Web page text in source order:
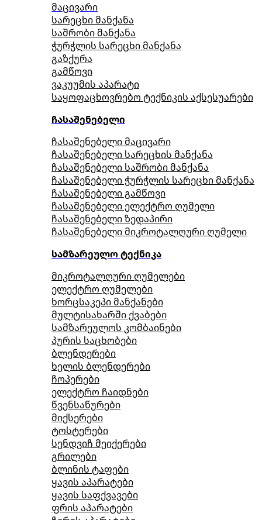
მაცივარი
სარეცხი მანქანა
საშრობი მანქანა
ჭურჭლის სარეცხი მანქანა
გაზქურა
გამწოვი
ვაკუუმის აპარატი
საყოფაცხოვრებო ტექნიკის აქსესუარები
ჩასაშენებელი
ჩასაშენებელი მაცივარი
ჩასაშენებელი სარეცხის მანქანა
ჩასაშენებელი საშრობი მანქანა
ჩასაშენებელი ჭურჭლის სარეცხი მანქანა
ჩასაშენებელი გამწოვი
ჩასაშენებელი ელექტრო ღუმელი
ჩასაშენებელი ზედაპირი
ჩასაშენებელი მიკროტალღური ღუმელი
სამზარეულო ტექნიკა
მიკროტალღური ღუმელები
ელექტრო ღუმელები
ხორცსაკეპი მანქანები
მულტისახარში ქვაბები
სამზარეულოს კომბაინები
პურის საცხობები
ბლენდერები
ხელის ბლენდერები
ჩოპერები
ელექტრო ჩაიდნები
წვენსაწურები
მიქსერები
ტოსტერები
სენდვიჩ მეიქერები
გრილები
ბლინის ტაფები
ყავის აპარატები
ყავის საფქვავები
ფრის აპარატები